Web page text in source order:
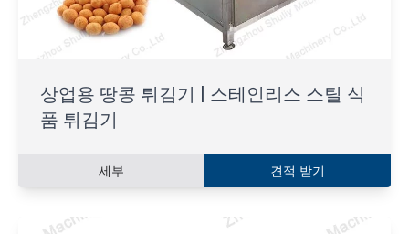
상업용 땅콩 튀김기 | 스테인리스 스틸 식
품 튀김기
세부 견적 받기